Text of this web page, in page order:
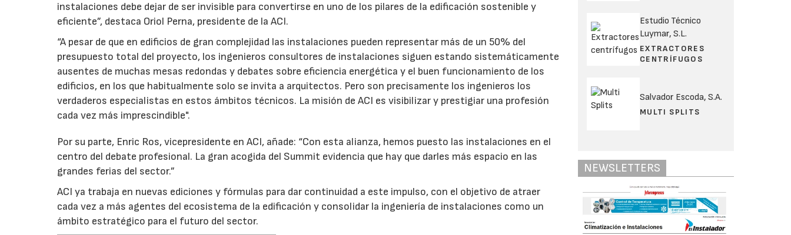
instalaciones debe dejar de ser invisible para convertirse en uno de los pilares de la edificación sostenible y
eficiente”, destaca Oriol Perna, presidente de la ACI.
“A pesar de que en edificios de gran complejidad las instalaciones pueden representar más de un 50% del
presupuesto total del proyecto, los ingenieros consultores de instalaciones siguen estando sistemáticamente
ausentes de muchas mesas redondas y debates sobre eficiencia energética y el buen funcionamiento de los
edificios, en los que habitualmente solo se invita a arquitectos. Pero son precisamente los ingenieros los
verdaderos especialistas en estos ámbitos técnicos. La misión de ACI es visibilizar y prestigiar una profesión
cada vez más imprescindible".
Por su parte, Enric Ros, vicepresidente en ACI, añade: “Con esta alianza, hemos puesto las instalaciones en el
centro del debate profesional. La gran acogida del Summit evidencia que hay que darles más espacio en las
grandes ferias del sector.”
ACI ya trabaja en nuevas ediciones y fórmulas para dar continuidad a este impulso, con el objetivo de atraer
cada vez a más agentes del ecosistema de la edificación y consolidar la ingeniería de instalaciones como un
ámbito estratégico para el futuro del sector.
Estudio Técnico
Luymar, S.L.
EXTRACTORES
CENTRÍFUGOS
Salvador Escoda, S.A.
MULTI SPLITS
NEWSLETTERS